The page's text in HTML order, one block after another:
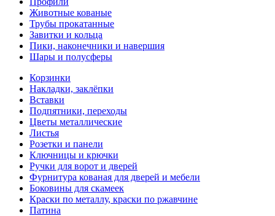
Животные кованые
Трубы прокатанные
Завитки и кольца
Пики, наконечники и навершия
Шары и полусферы
Корзинки
Накладки, заклёпки
Вставки
Подпятники, переходы
Цветы металлические
Листья
Розетки и панели
Ключницы и крючки
Ручки для ворот и дверей
Фурнитура кованая для дверей и мебели
Боковины для скамеек
Краски по металлу, краски по ржавчине
Патина